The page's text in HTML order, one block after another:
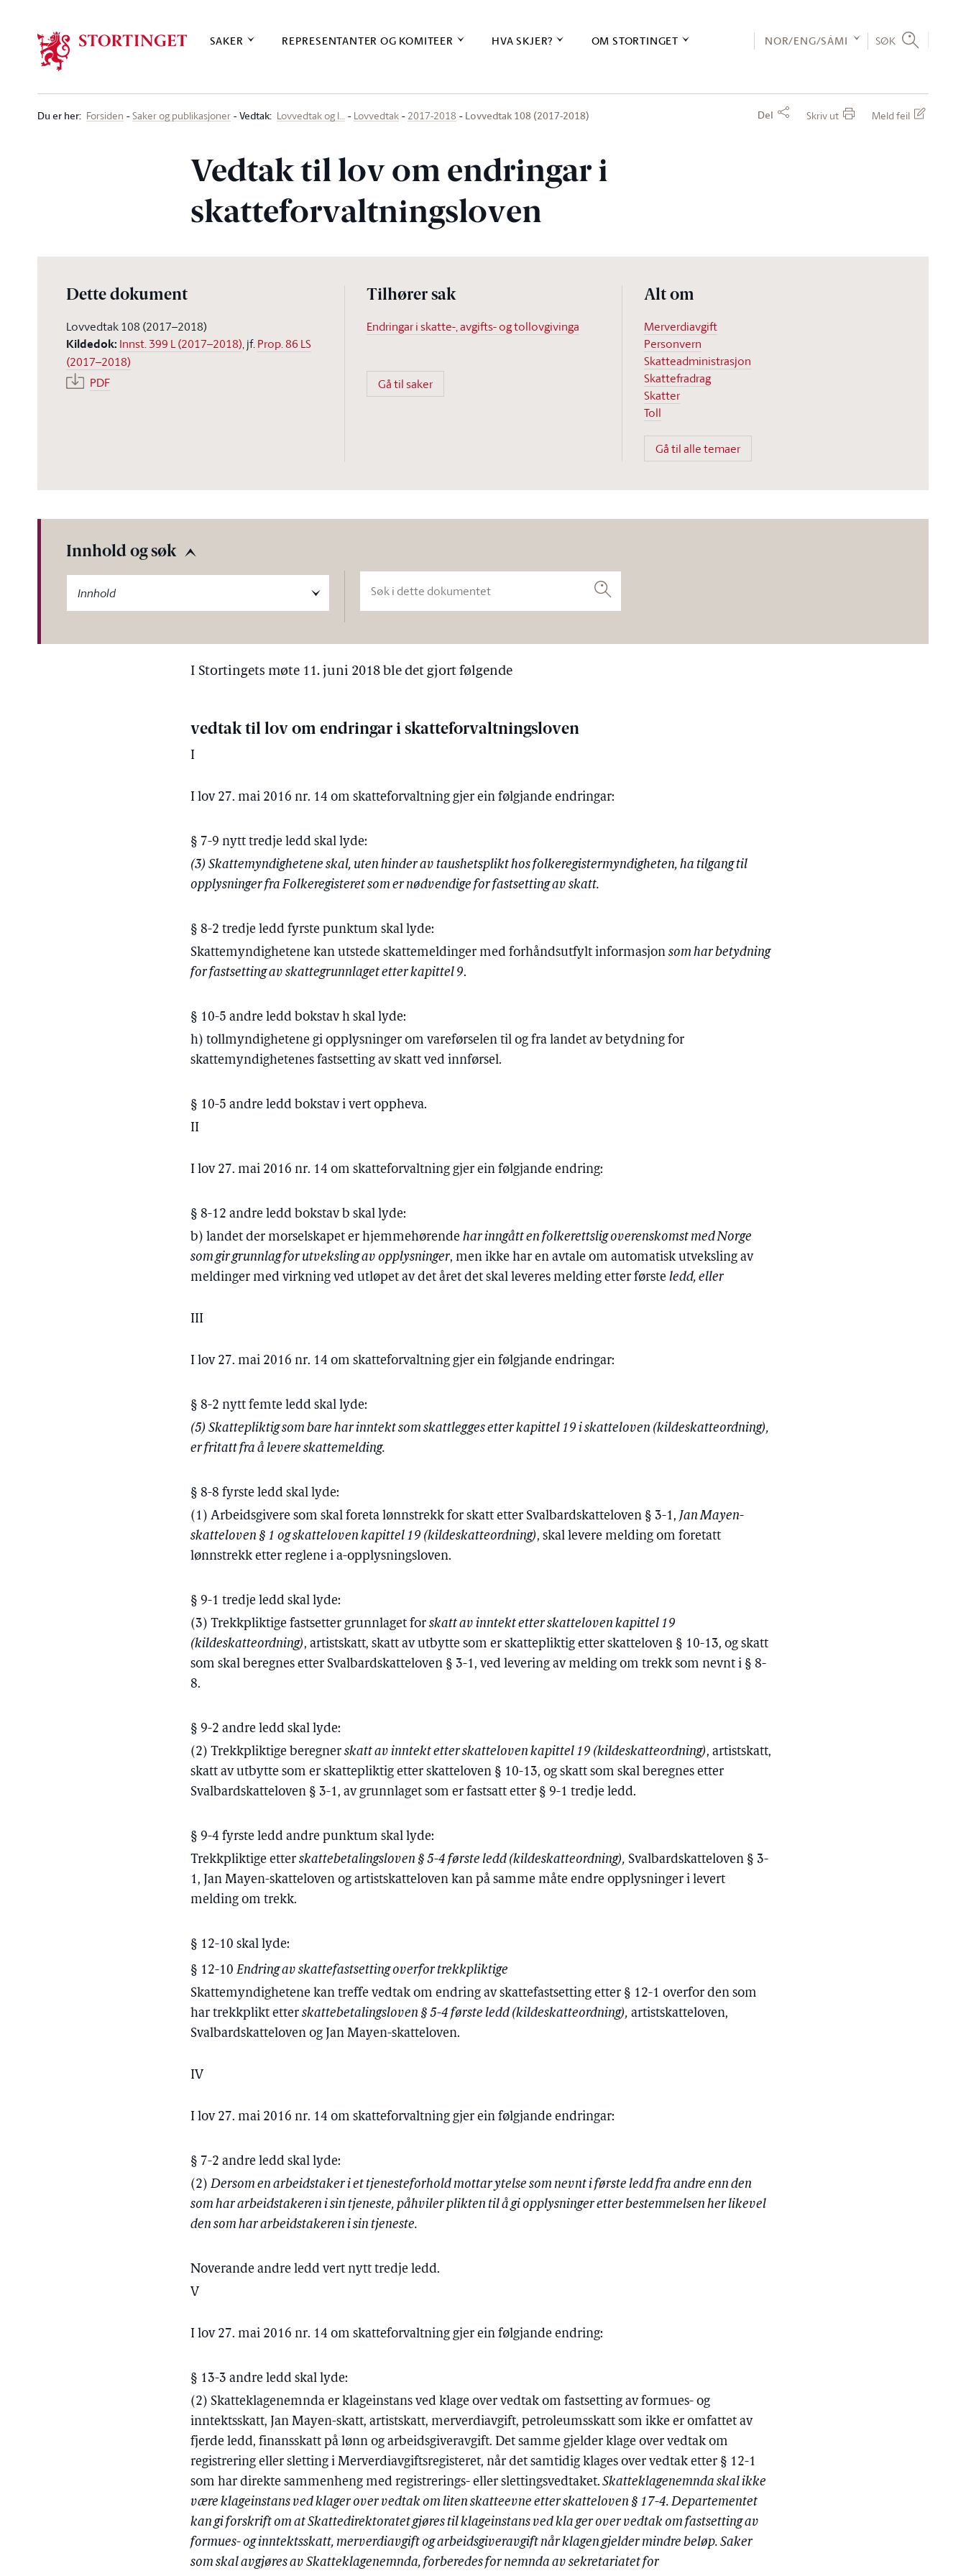
SAKER REPRESENTANTER OG KOMITEER HVA SKJER? OM STORTINGET NOR/ENG/SÁMI SØK
Du er her: Forsiden Saker og publikasjoner Vedtak: Lovvedtak og l… Lovvedtak 2017-2018 Lovvedtak 108 (2017-2018) Del Skriv ut Meld feil
Vedtak til lov om endringar i
skatteforvaltningsloven
Dette dokument
Lovvedtak 108 (2017–2018)
Kildedok: Innst. 399 L (2017–2018), jf.Prop. 86 LS
(2017–2018)
PDF
Tilhører sak
Endringar i skatte-, avgifts- og tollovgivinga
Gå til saker
Alt om
Merverdiavgift
Personvern
Skatteadministrasjon
Skattefradrag
Skatter
Toll
Gå til alle temaer
Innhold og søk
Innhold Søk
I Stortingets møte 11. juni 2018 ble det gjort følgende
vedtak til lov om endringar i skatteforvaltningsloven
I
I lov 27. mai 2016 nr. 14 om skatteforvaltning gjer ein følgjande endringar:
§ 7-9 nytt tredje ledd skal lyde:
(3) Skattemyndighetene skal, uten hinder av taushetsplikt hos folkeregistermyndigheten, ha tilgang til
opplysninger fra Folkeregisteret som er nødvendige for fastsetting av skatt.
§ 8-2 tredje ledd fyrste punktum skal lyde:
Skattemyndighetene kan utstede skattemeldinger med forhåndsutfylt informasjonsom har betydning
for fastsetting av skattegrunnlaget etter kapittel 9.
§ 10-5 andre ledd bokstav h skal lyde:
h) tollmyndighetene gi opplysninger om vareførselen til og fra landet av betydning for
skattemyndighetenes fastsetting av skatt ved innførsel.
§ 10-5 andre ledd bokstav i vert oppheva.
II
I lov 27. mai 2016 nr. 14 om skatteforvaltning gjer ein følgjande endring:
§ 8-12 andre ledd bokstav b skal lyde:
b) landet der morselskapet er hjemmehørendehar inngått en folkerettslig overenskomst med Norge
som gir grunnlag for utveksling av opplysninger, men ikke har en avtale om automatisk utveksling av
meldinger med virkning ved utløpet av det året det skal leveres melding etter førsteledd, eller
III
I lov 27. mai 2016 nr. 14 om skatteforvaltning gjer ein følgjande endringar:
§ 8-2 nytt femte ledd skal lyde:
(5) Skattepliktig som bare har inntekt som skattlegges etter kapittel 19 i skatteloven (kildeskatteordning),
er fritatt fra å levere skattemelding.
§ 8-8 fyrste ledd skal lyde:
(1) Arbeidsgivere som skal foreta lønnstrekk for skatt etter Svalbardskatteloven § 3-1,Jan Mayen-
skatteloven § 1 og skatteloven kapittel 19 (kildeskatteordning), skal levere melding om foretatt
lønnstrekk etter reglene i a-opplysningsloven.
§ 9-1 tredje ledd skal lyde:
(3) Trekkpliktige fastsetter grunnlaget forskatt av inntekt etter skatteloven kapittel 19
(kildeskatteordning), artistskatt, skatt av utbytte som er skattepliktig etter skatteloven § 10-13, og skatt
som skal beregnes etter Svalbardskatteloven § 3-1, ved levering av melding om trekk som nevnt i § 8-
8.
§ 9-2 andre ledd skal lyde:
(2) Trekkpliktige beregnerskatt av inntekt etter skatteloven kapittel 19 (kildeskatteordning), artistskatt,
skatt av utbytte som er skattepliktig etter skatteloven § 10-13, og skatt som skal beregnes etter
Svalbardskatteloven § 3-1, av grunnlaget som er fastsatt etter § 9-1 tredje ledd.
§ 9-4 fyrste ledd andre punktum skal lyde:
Trekkpliktige etterskattebetalingsloven § 5-4 første ledd (kildeskatteordning), Svalbardskatteloven § 3-
1, Jan Mayen-skatteloven og artistskatteloven kan på samme måte endre opplysninger i levert
melding om trekk.
§ 12-10 skal lyde:
§ 12-10Endring av skattefastsetting overfor trekkpliktige
Skattemyndighetene kan treffe vedtak om endring av skattefastsetting etter § 12-1 overfor den som
har trekkplikt etterskattebetalingsloven § 5-4 første ledd (kildeskatteordning), artistskatteloven,
Svalbardskatteloven og Jan Mayen-skatteloven.
IV
I lov 27. mai 2016 nr. 14 om skatteforvaltning gjer ein følgjande endringar:
§ 7-2 andre ledd skal lyde:
(2)Dersom en arbeidstaker i et tjenesteforhold mottar ytelse som nevnt i første ledd fra andre enn den
som har arbeidstakeren i sin tjeneste, påhviler plikten til å gi opplysninger etter bestemmelsen her likevel
den som har arbeidstakeren i sin tjeneste.
Noverande andre ledd vert nytt tredje ledd.
V
I lov 27. mai 2016 nr. 14 om skatteforvaltning gjer ein følgjande endring:
§ 13-3 andre ledd skal lyde:
(2) Skatteklagenemnda er klageinstans ved klage over vedtak om fastsetting av formues- og
inntektsskatt, Jan Mayen-skatt, artistskatt, merverdiavgift, petroleumsskatt som ikke er omfattet av
fjerde ledd, finansskatt på lønn og arbeidsgiveravgift. Det samme gjelder klage over vedtak om
registrering eller sletting i Merverdiavgiftsregisteret, når det samtidig klages over vedtak etter § 12-1
som har direkte sammenheng med registrerings- eller slettingsvedtaket. Skatteklagenemnda skal ikke
være klageinstans ved klager over vedtak om liten skatteevne etter skatteloven § 17-4. Departementet
kan gi forskrift om at Skattedirektoratet gjøres til klageinstans ved kla ger over vedtak om fastsetting av
formues- og inntektsskatt, merverdiavgift og arbeidsgiveravgift når klagen gjelder mindre beløp. Saker
som skal avgjøres av Skatteklagenemnda, forberedes for nemnda av sekretariatet for